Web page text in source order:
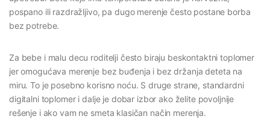
pospano ili razdražljivo, pa dugo merenje često postane borba
bez potrebe.
Za bebe i malu decu roditelji često biraju beskontaktni toplomer
jer omogućava merenje bez buđenja i bez držanja deteta na
miru. To je posebno korisno noću. S druge strane, standardni
digitalni toplomer i dalje je dobar izbor ako želite povoljnije
rešenje i ako vam ne smeta klasičan način merenja.